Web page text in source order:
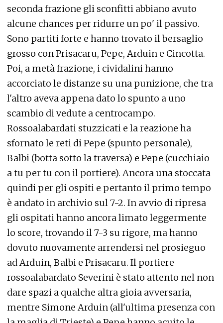
seconda frazione gli sconfitti abbiano avuto
alcune chances per ridurre un po' il passivo.
Sono partiti forte e hanno trovato il bersaglio
grosso con Prisacaru, Pepe, Arduin e Cincotta.
Poi, a metà frazione, i cividalini hanno
accorciato le distanze su una punizione, che tra
l'altro aveva appena dato lo spunto a uno
scambio di vedute a centrocampo.
Rossoalabardati stuzzicati e la reazione ha
sfornato le reti di Pepe (spunto personale),
Balbi (botta sotto la traversa) e Pepe (cucchiaio
a tu per tu con il portiere). Ancora una stoccata
quindi per gli ospiti e pertanto il primo tempo
è andato in archivio sul 7-2. In avvio di ripresa
gli ospitati hanno ancora limato leggermente
lo score, trovando il 7-3 su rigore, ma hanno
dovuto nuovamente arrendersi nel prosieguo
ad Arduin, Balbi e Prisacaru. Il portiere
rossoalabardato Severini è stato attento nel non
dare spazi a qualche altra gioia avversaria,
mentre Simone Arduin (all'ultima presenza con